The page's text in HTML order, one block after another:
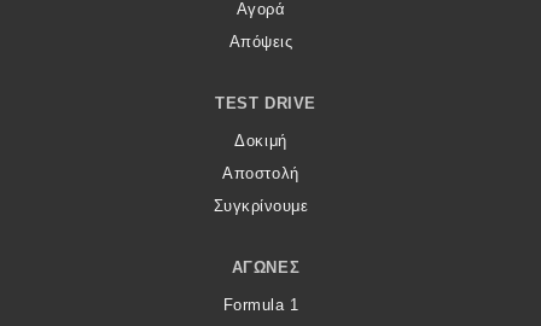
Αγορά
Απόψεις
TEST DRIVE
Δοκιμή
Αποστολή
Συγκρίνουμε
ΑΓΏΝΕΣ
Formula 1